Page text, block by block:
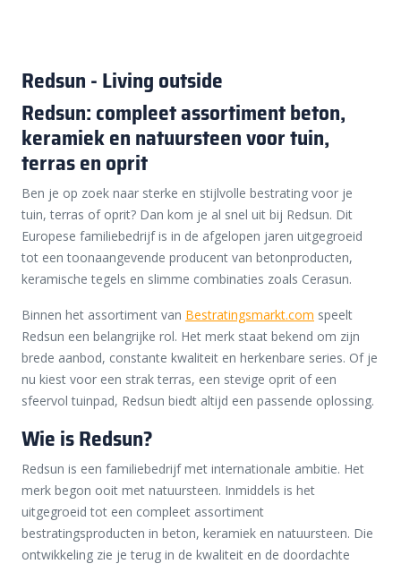
Redsun - Living outside
Redsun: compleet assortiment beton,
keramiek en natuursteen voor tuin,
terras en oprit
Ben je op zoek naar sterke en stijlvolle bestrating voor je
tuin, terras of oprit? Dan kom je al snel uit bij Redsun. Dit
Europese familiebedrijf is in de afgelopen jaren uitgegroeid
tot een toonaangevende producent van betonproducten,
keramische tegels en slimme combinaties zoals Cerasun.
Binnen het assortiment van Bestratingsmarkt.com speelt
Redsun een belangrijke rol. Het merk staat bekend om zijn
brede aanbod, constante kwaliteit en herkenbare series. Of je
nu kiest voor een strak terras, een stevige oprit of een
sfeervol tuinpad, Redsun biedt altijd een passende oplossing.
Wie is Redsun?
Redsun is een familiebedrijf met internationale ambitie. Het
merk begon ooit met natuursteen. Inmiddels is het
uitgegroeid tot een compleet assortiment
bestratingsproducten in beton, keramiek en natuursteen. Die
ontwikkeling zie je terug in de kwaliteit en de doordachte